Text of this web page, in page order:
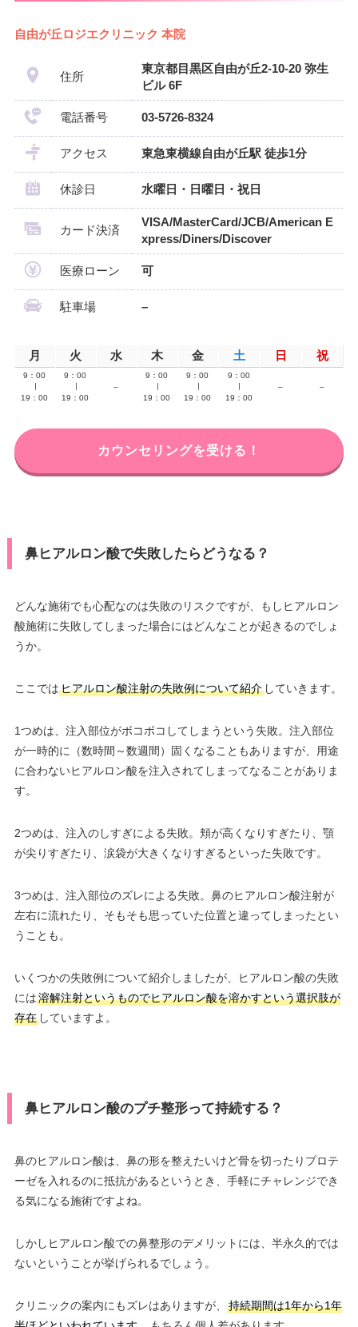
自由が丘ロジエクリニック 本院
住所
東京都目黒区自由が丘2-10-20 弥生
ビル 6F
電話番号 03-5726-8324
アクセス 東急東横線自由が丘駅 徒歩1分
休診日 水曜日・日曜日・祝日
カード決済
VISA/MasterCard/JCB/American E
xpress/Diners/Discover
医療ローン 可
駐車場 –
月 火 水 木 金 土 日 祝
9：00
19：00
9：00
19：00
–
9：00
19：00
9：00
19：00
9：00
19：00
– –
カウンセリングを受ける！
鼻ヒアルロン酸で失敗したらどうなる？
どんな施術でも心配なのは失敗のリスクですが、もしヒアルロン
酸施術に失敗してしまった場合にはどんなことが起きるのでしょ
うか。
ここではヒアルロン酸注射の失敗例について紹介していきます。
1つめは、注入部位がボコボコしてしまうという失敗。注入部位
が一時的に（数時間～数週間）固くなることもありますが、用途
に合わないヒアルロン酸を注入されてしまってなることがありま
す。
2つめは、注入のしすぎによる失敗。頬が高くなりすぎたり、顎
が尖りすぎたり、涙袋が大きくなりすぎるといった失敗です。
3つめは、注入部位のズレによる失敗。鼻のヒアルロン酸注射が
左右に流れたり、そもそも思っていた位置と違ってしまったとい
うことも。
いくつかの失敗例について紹介しましたが、ヒアルロン酸の失敗
には溶解注射というものでヒアルロン酸を溶かすという選択肢が
存在していますよ。
鼻ヒアルロン酸のプチ整形って持続する？
鼻のヒアルロン酸は、鼻の形を整えたいけど骨を切ったりプロテ
ーゼを入れるのに抵抗があるというとき、手軽にチャレンジでき
る気になる施術ですよね。
しかしヒアルロン酸での鼻整形のデメリットには、半永久的では
ないということが挙げられるでしょう。
クリニックの案内にもズレはありますが、
持続期間は1年から1年